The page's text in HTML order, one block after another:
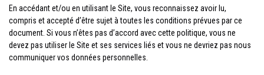
En accédant et/ou en utilisant le Site, vous reconnaissez avoir lu,
compris et accepté d’être sujet à toutes les conditions prévues par ce
document. Si vous n’êtes pas d’accord avec cette politique, vous ne
devez pas utiliser le Site et ses services liés et vous ne devriez pas nous
communiquer vos données personnelles.